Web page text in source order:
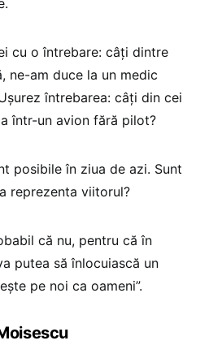
cu o întrebare: câți dintre
ne-am duce la un medic
întrebarea: câți din cei
într-un avion fără pilot?
posibile în ziua de azi. Sunt
reprezenta viitorul?
că nu, pentru că în
putea să înlocuiască un
pe noi ca oameni”.